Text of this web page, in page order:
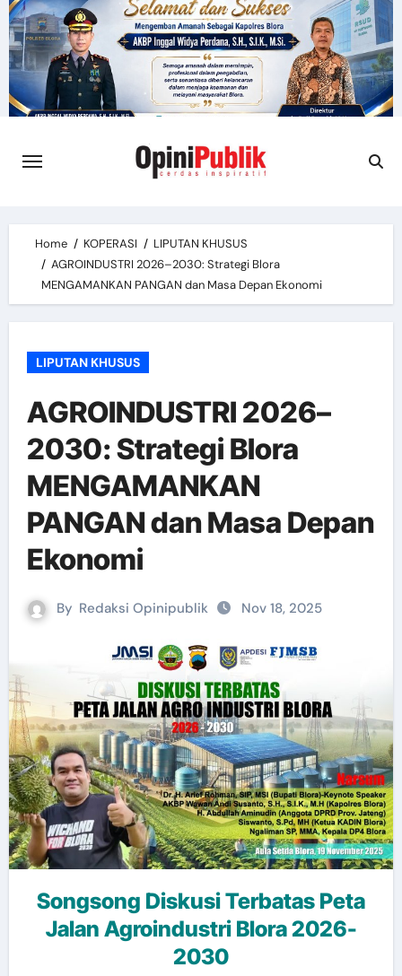
Skip
to
content
Home KOPERASI
LIPUTAN KHUSUS
AGROINDUSTRI 2026–2030: Strategi Blora
MENGAMANKAN PANGAN dan Masa Depan Ekonomi
LIPUTAN KHUSUS
AGROINDUSTRI 2026–
2030: Strategi Blora
MENGAMANKAN
PANGAN dan Masa Depan
Ekonomi
By Redaksi Opinipublik Nov 18, 2025
Songsong Diskusi Terbatas Peta
Jalan Agroindustri Blora 2026-
2030